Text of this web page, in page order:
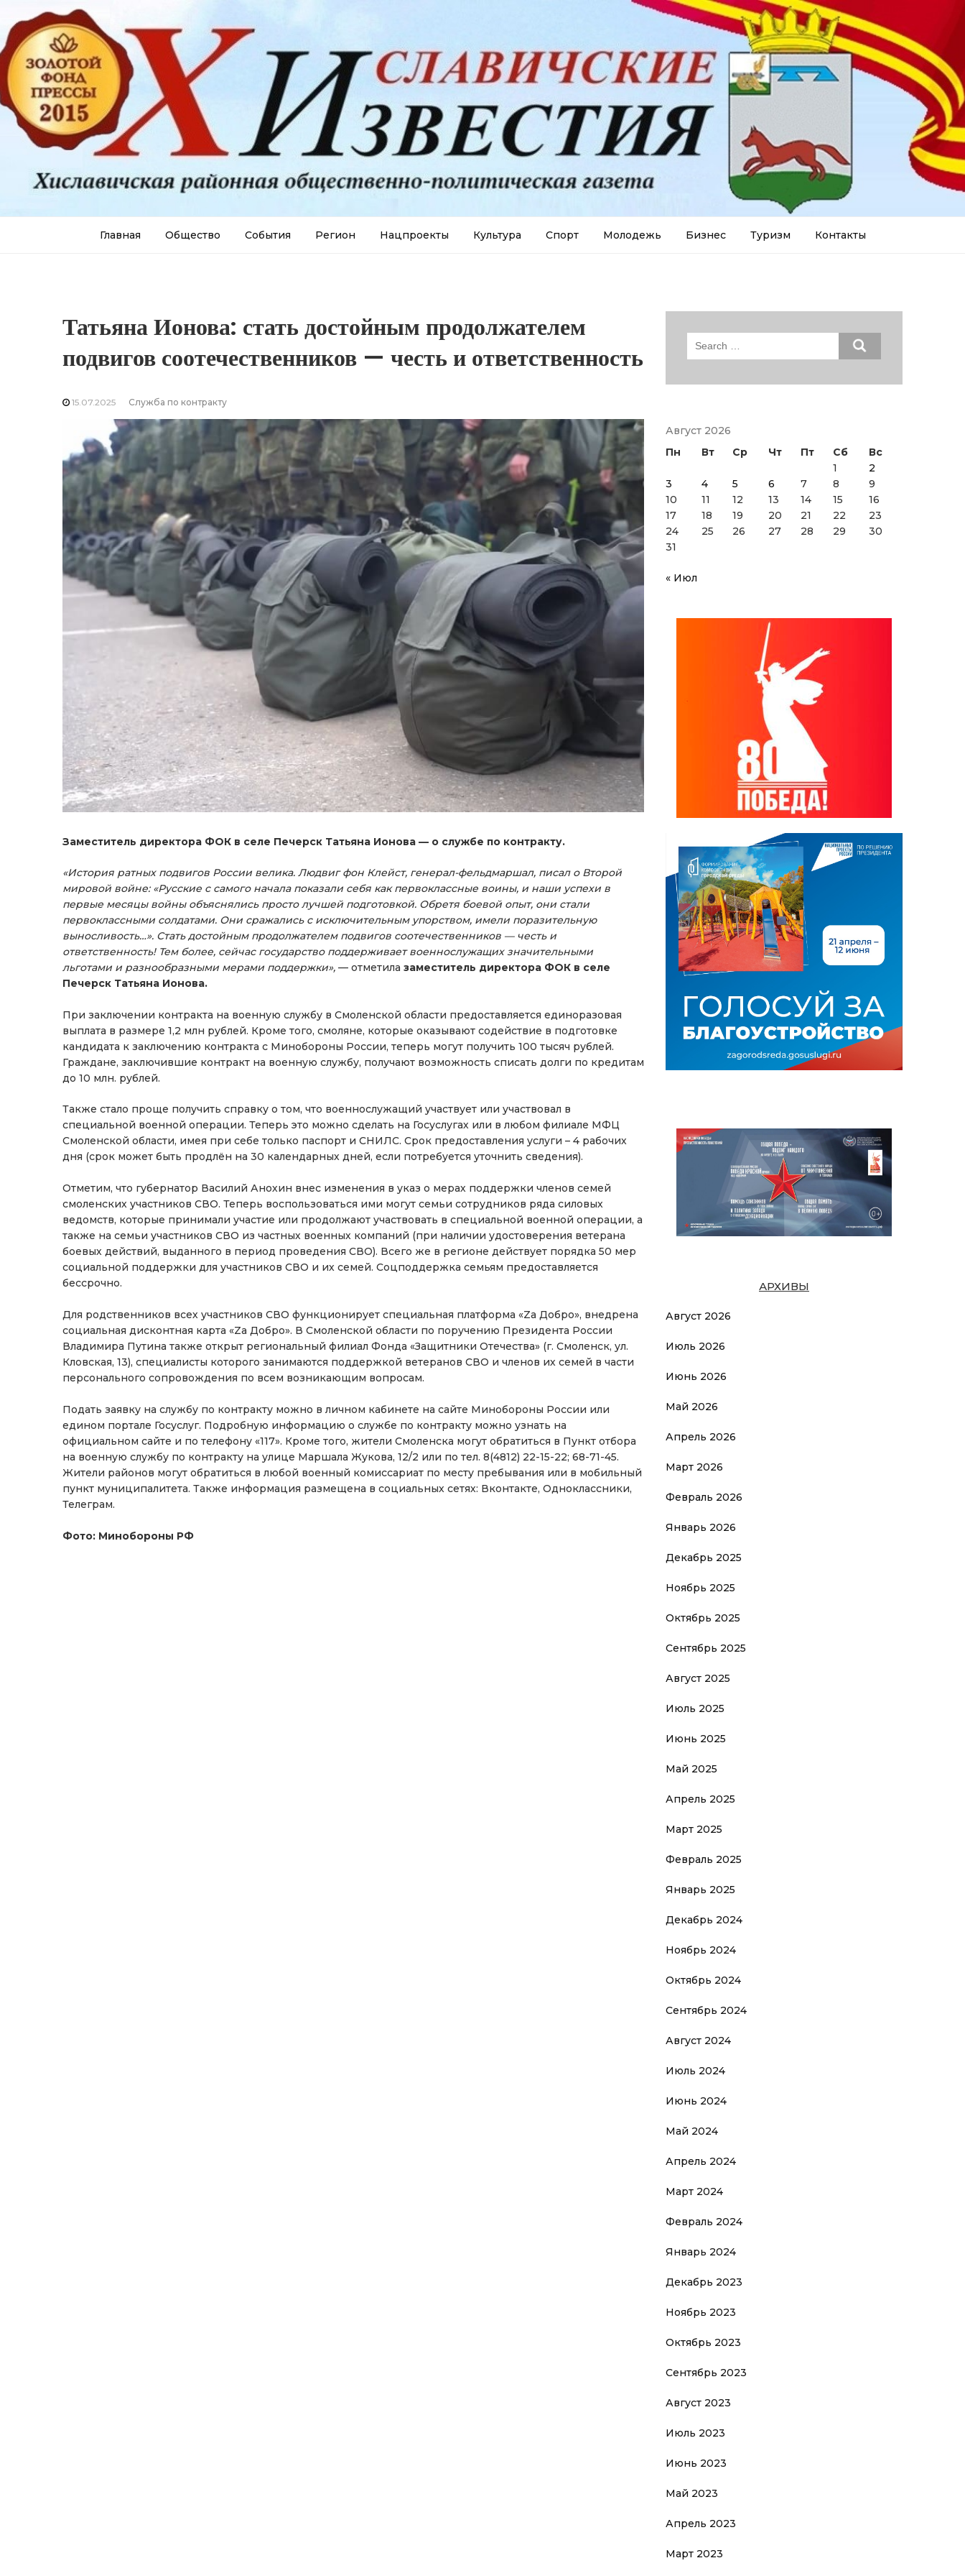
Главная Общество События Регион Нацпроекты Культура Спорт Молодежь Бизнес Туризм Контакты
Татьяна Ионова: стать достойным продолжателем
подвигов соотечественников — честь и ответственность
15.07.2025 Служба по контракту
Заместитель директора ФОК в селе Печерск Татьяна Ионова — о службе по контракту.
«История ратных подвигов России велика. Людвиг фон Клейст, генерал-фельдмаршал, писал о Второй
мировой войне: «Русские с самого начала показали себя как первоклассные воины, и наши успехи в
первые месяцы войны объяснялись просто лучшей подготовкой. Обретя боевой опыт, они стали
первоклассными солдатами. Они сражались с исключительным упорством, имели поразительную
выносливость…». Стать достойным продолжателем подвигов соотечественников — честь и
ответственность! Тем более, сейчас государство поддерживает военнослужащих значительными
льготами и разнообразными мерами поддержки», — отметила заместитель директора ФОК в селе
Печерск Татьяна Ионова.
При заключении контракта на военную службу в Смоленской области предоставляется единоразовая
выплата в размере 1,2 млн рублей. Кроме того, смоляне, которые оказывают содействие в подготовке
кандидата к заключению контракта с Минобороны России, теперь могут получить 100 тысяч рублей.
Граждане, заключившие контракт на военную службу, получают возможность списать долги по кредитам
до 10 млн. рублей.
Также стало проще получить справку о том, что военнослужащий участвует или участвовал в
специальной военной операции. Теперь это можно сделать на Госуслугах или в любом филиале МФЦ
Смоленской области, имея при себе только паспорт и СНИЛС. Срок предоставления услуги – 4 рабочих
дня (срок может быть продлён на 30 календарных дней, если потребуется уточнить сведения).
Отметим, что губернатор Василий Анохин внес изменения в указ о мерах поддержки членов семей
смоленских участников СВО. Теперь воспользоваться ими могут семьи сотрудников ряда силовых
ведомств, которые принимали участие или продолжают участвовать в специальной военной операции, а
также на семьи участников СВО из частных военных компаний (при наличии удостоверения ветерана
боевых действий, выданного в период проведения СВО). Всего же в регионе действует порядка 50 мер
социальной поддержки для участников СВО и их семей. Соцподдержка семьям предоставляется
бессрочно.
Для родственников всех участников СВО функционирует специальная платформа «Za Добро», внедрена
социальная дисконтная карта «Zа Добро». В Смоленской области по поручению Президента России
Владимира Путина также открыт региональный филиал Фонда «Защитники Отечества» (г. Смоленск, ул.
Кловская, 13), специалисты которого занимаются поддержкой ветеранов СВО и членов их семей в части
персонального сопровождения по всем возникающим вопросам.
Подать заявку на службу по контракту можно в личном кабинете на сайте Минобороны России или
едином портале Госуслуг. Подробную информацию о службе по контракту можно узнать на
официальном сайте и по телефону «117». Кроме того, жители Смоленска могут обратиться в Пункт отбора
на военную службу по контракту на улице Маршала Жукова, 12/2 или по тел. 8(4812) 22-15-22; 68-71-45.
Жители районов могут обратиться в любой военный комиссариат по месту пребывания или в мобильный
пункт муниципалитета. Также информация размещена в социальных сетях: Вконтакте, Одноклассники,
Телеграм.
Фото: Минобороны РФ
Search
Август 2026
Пн
Вт Ср Чт Пт Сб
Вс
1
2
3
4 5 6 7 8
9
10
11 12 13 14 15
16
17
18 19 20 21 22
23
24
25 26 27 28 29
30
31
« Июл
АРХИВЫ
Август 2026
Июль 2026
Июнь 2026
Май 2026
Апрель 2026
Март 2026
Февраль 2026
Январь 2026
Декабрь 2025
Ноябрь 2025
Октябрь 2025
Сентябрь 2025
Август 2025
Июль 2025
Июнь 2025
Май 2025
Апрель 2025
Март 2025
Февраль 2025
Январь 2025
Декабрь 2024
Ноябрь 2024
Октябрь 2024
Сентябрь 2024
Август 2024
Июль 2024
Июнь 2024
Май 2024
Апрель 2024
Март 2024
Февраль 2024
Январь 2024
Декабрь 2023
Ноябрь 2023
Октябрь 2023
Сентябрь 2023
Август 2023
Июль 2023
Июнь 2023
Май 2023
Апрель 2023
Март 2023